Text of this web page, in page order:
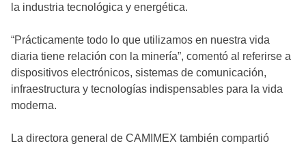
la industria tecnológica y energética.
“Prácticamente todo lo que utilizamos en nuestra vida
diaria tiene relación con la minería”, comentó al referirse a
dispositivos electrónicos, sistemas de comunicación,
infraestructura y tecnologías indispensables para la vida
moderna.
La directora general de CAMIMEX también compartió